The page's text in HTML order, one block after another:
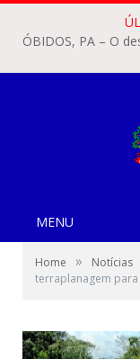
MENU
Home » Notícias
terraplanagem para